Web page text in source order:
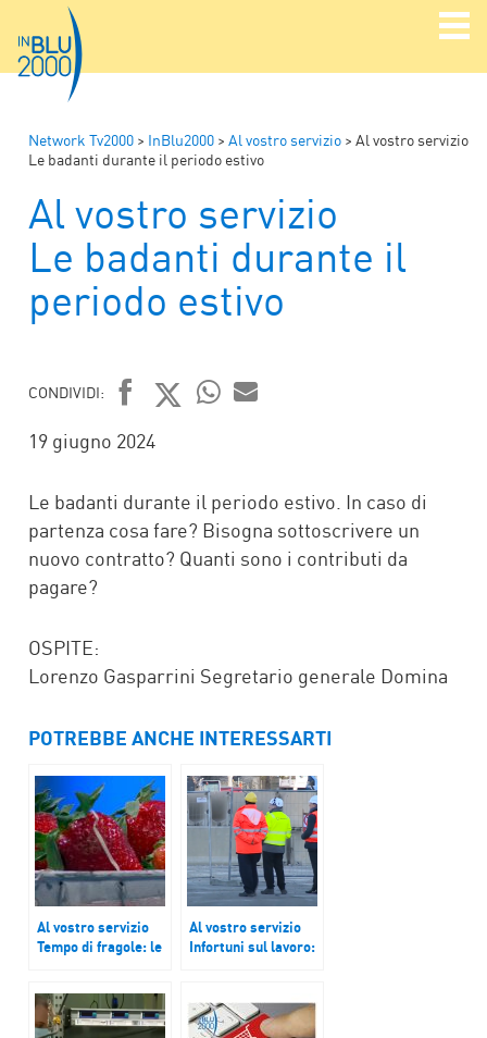
Network Tv2000 > InBlu2000 > Al vostro servizio > Al vostro servizio
Le badanti durante il periodo estivo
Al vostro servizio
Le badanti durante il
periodo estivo
CONDIVIDI:
FACEBOOK
TWITTER
19 giugno 2024
Le badanti durante il periodo estivo. In caso di
partenza cosa fare? Bisogna sottoscrivere un
nuovo contratto? Quanti sono i contributi da
pagare?
OSPITE:
Lorenzo Gasparrini Segretario generale Domina
POTREBBE ANCHE INTERESSARTI
Al vostro servizio
Tempo di fragole: le
controindicazioni
Al vostro servizio
Infortuni sul lavoro: